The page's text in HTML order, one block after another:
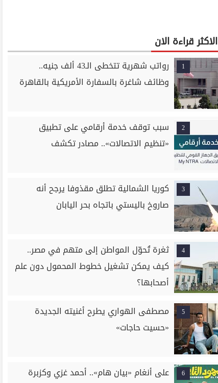
الاكثر قراءة الان
1
رواتب شهرية تتخطى الـ43 ألف جنيه..
وظائف شاغرة بالسفارة الأمريكية بالقاهرة
2
سبب توقف خدمة أرقامي على تطبيق
«تنظيم الاتصالات».. مصادر تكشف
3
كوريا الشمالية تطلق مقذوفا يرجح أنه
صاروخ باليستي باتجاه بحر اليابان
4
ثغرة تُحوّل المواطن إلى متهم في مصر..
كيف يمكن تشغيل خطوط المحمول دون علم
أصحابها؟
5
مصطفى الهواري يطرح أغنيته الجديدة
«حسيت حاجات»
6
على أنغام «بيان هام».. أحمد غزي وكزبرة